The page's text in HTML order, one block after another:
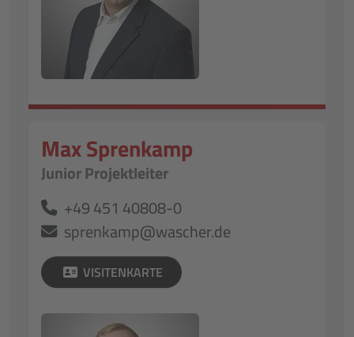
Max Sprenkamp
Junior Projektleiter
+49 451 40808-0
sprenkamp@wascher.de
VISITENKARTE